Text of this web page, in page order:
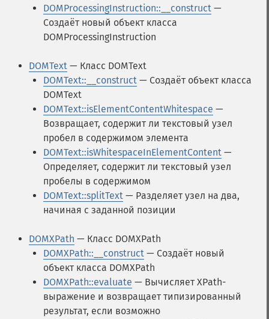
DOMProcessingInstruction::__construct —
Создаёт новый объект класса
DOMProcessingInstruction
DOMText — Класс DOMText
DOMText::__construct — Создаёт объект класса
DOMText
DOMText::isElementContentWhitespace —
Возвращает, содержит ли текстовый узел
пробел в содержимом элемента
DOMText::isWhitespaceInElementContent —
Определяет, содержит ли текстовый узел
пробелы в содержимом
DOMText::splitText — Разделяет узел на два,
начиная с заданной позиции
DOMXPath — Класс DOMXPath
DOMXPath::__construct — Создаёт новый
объект класса DOMXPath
DOMXPath::evaluate — Вычисляет XPath-
выражение и возвращает типизированный
результат, если возможно